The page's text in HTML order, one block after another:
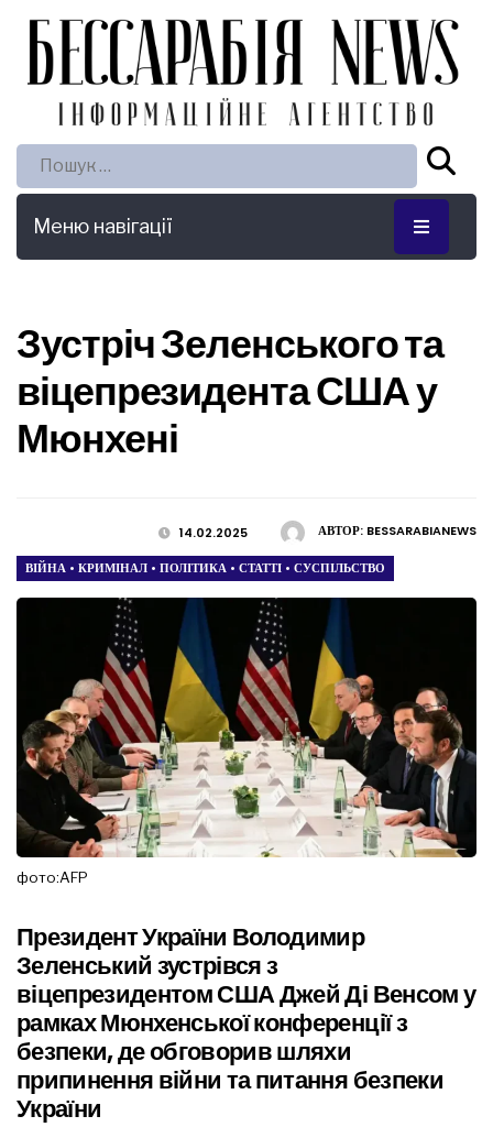
Пошук:
Меню навігації
Зустріч Зеленського та
віцепрезидента США у
Мюнхені
АВТОР: BESSARABIANEWS
14.02.2025
ВІЙНА • КРИМІНАЛ • ПОЛІТИКА • СТАТТІ • СУСПІЛЬСТВО
фото:AFP
Президент України Володимир
Зеленський зустрівся з
віцепрезидентом США Джей Ді Венсом у
рамках Мюнхенської конференції з
безпеки, де обговорив шляхи
припинення війни та питання безпеки
України